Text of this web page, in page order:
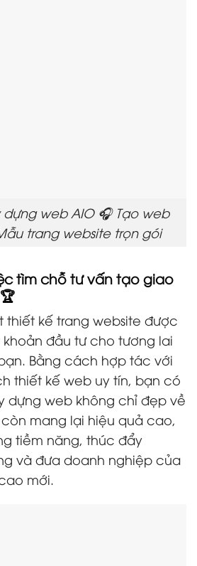
web AIO 🎧 Tạo web
trang website trọn gói
tìm chỗ tư vấn tạo giao
thiết kế trang website được
đầu tư cho tương lai
Bằng cách hợp tác với
thiết kế web uy tín, bạn có
dựng web không chỉ đẹp về
mang lại hiệu quả cao,
tiềm năng, thúc đẩy
và đưa doanh nghiệp của
mới.